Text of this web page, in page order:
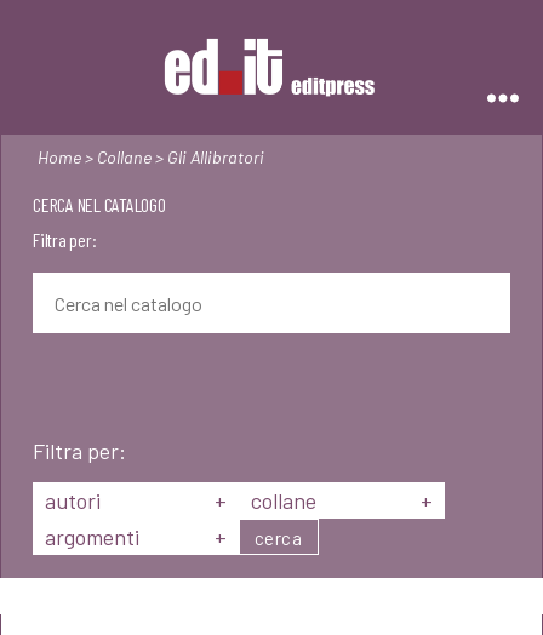
Home> Collane> Gli Allibratori
CERCA NEL CATALOGO
Filtra per:
Filtra per:
autori
+ collane
+
argomenti
+ cerca